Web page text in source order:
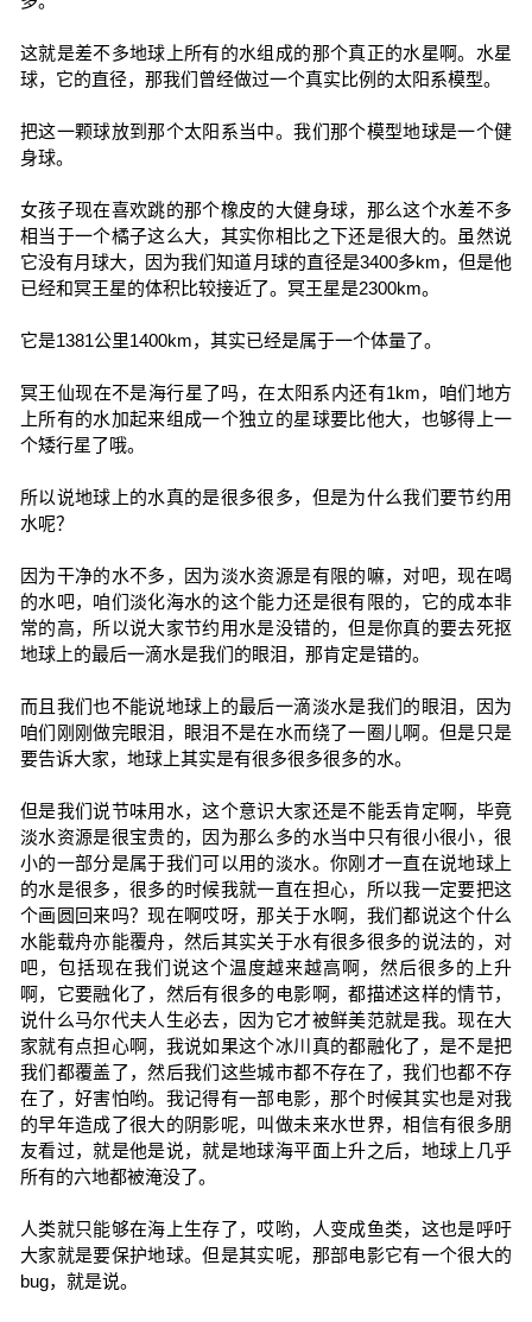
这就是差不多地球上所有的水组成的那个真正的水星啊。水星
球，它的直径，那我们曾经做过一个真实比例的太阳系模型。
把这一颗球放到那个太阳系当中。我们那个模型地球是一个健
身球。
女孩子现在喜欢跳的那个橡皮的大健身球，那么这个水差不多
相当于一个橘子这么大，其实你相比之下还是很大的。虽然说
它没有月球大，因为我们知道月球的直径是3400多km，但是他
已经和冥王星的体积比较接近了。冥王星是2300km。
它是1381公里1400km，其实已经是属于一个体量了。
冥王仙现在不是海行星了吗，在太阳系内还有1km，咱们地方
上所有的水加起来组成一个独立的星球要比他大，也够得上一
个矮行星了哦。
所以说地球上的水真的是很多很多，但是为什么我们要节约用
水呢？
因为干净的水不多，因为淡水资源是有限的嘛，对吧，现在喝
的水吧，咱们淡化海水的这个能力还是很有限的，它的成本非
常的高，所以说大家节约用水是没错的，但是你真的要去死抠
地球上的最后一滴水是我们的眼泪，那肯定是错的。
而且我们也不能说地球上的最后一滴淡水是我们的眼泪，因为
咱们刚刚做完眼泪，眼泪不是在水而绕了一圈儿啊。但是只是
要告诉大家，地球上其实是有很多很多很多的水。
但是我们说节味用水，这个意识大家还是不能丢肯定啊，毕竟
淡水资源是很宝贵的，因为那么多的水当中只有很小很小，很
小的一部分是属于我们可以用的淡水。你刚才一直在说地球上
的水是很多，很多的时候我就一直在担心，所以我一定要把这
个画圆回来吗？现在啊哎呀，那关于水啊，我们都说这个什么
水能载舟亦能覆舟，然后其实关于水有很多很多的说法的，对
吧，包括现在我们说这个温度越来越高啊，然后很多的上升
啊，它要融化了，然后有很多的电影啊，都描述这样的情节，
说什么马尔代夫人生必去，因为它才被鲜美范就是我。现在大
家就有点担心啊，我说如果这个冰川真的都融化了，是不是把
我们都覆盖了，然后我们这些城市都不存在了，我们也都不存
在了，好害怕哟。我记得有一部电影，那个时候其实也是对我
的早年造成了很大的阴影呢，叫做未来水世界，相信有很多朋
友看过，就是他是说，就是地球海平面上升之后，地球上几乎
所有的六地都被淹没了。
人类就只能够在海上生存了，哎哟，人变成鱼类，这也是呼吁
大家就是要保护地球。但是其实呢，那部电影它有一个很大的
bug，就是说。